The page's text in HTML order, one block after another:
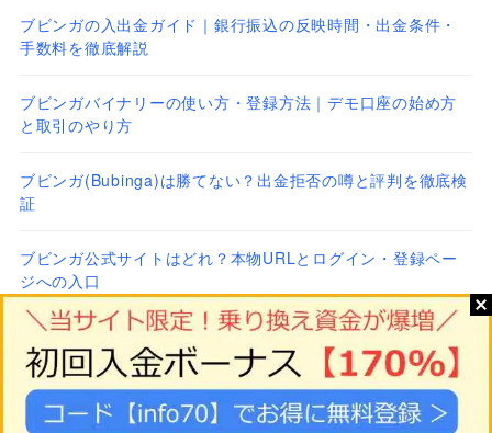
ブビンガの入出金ガイド｜銀行振込の反映時間・出金条件・
手数料を徹底解説
ブビンガバイナリーの使い方・登録方法｜デモ口座の始め方
と取引のやり方
ブビンガ(Bubinga)は勝てない？出金拒否の噂と評判を徹底検
証
ブビンガ公式サイトはどれ？本物URLとログイン・登録ペー
ジへの入口
運営者情報
© ブビンガ（Bubinga）バイナリーオプション徹底解説｜評判・始
め方・攻略法まとめ